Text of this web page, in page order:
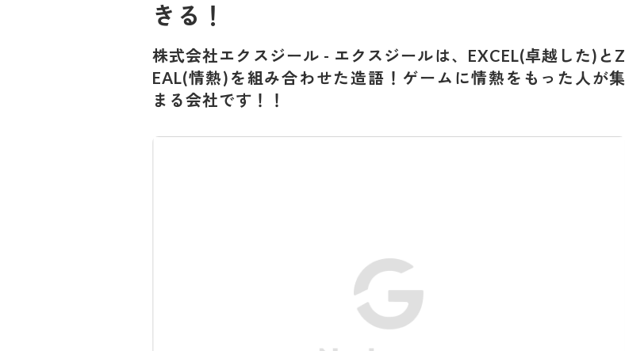
きる！
株式会社エクスジール - エクスジールは、EXCEL(卓越した)とZ
EAL(情熱)を組み合わせた造語！ゲームに情熱をもった人が集
まる会社です！！